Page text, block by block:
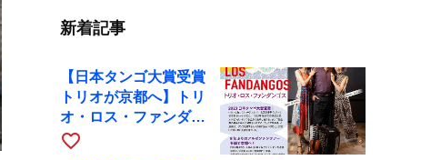
新着記事
【日本タンゴ大賞受賞
トリオが京都へ】トリ
オ・ロス・ファンダン
ゴスが10月9日にRAG
favorite_border